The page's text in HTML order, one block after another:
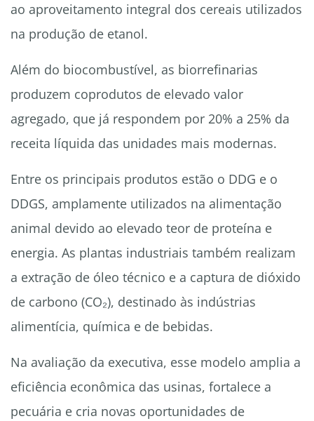
ao aproveitamento integral dos cereais utilizados
na produção de etanol.
Além do biocombustível, as biorrefinarias
produzem coprodutos de elevado valor
agregado, que já respondem por 20% a 25% da
receita líquida das unidades mais modernas.
Entre os principais produtos estão o DDG e o
DDGS, amplamente utilizados na alimentação
animal devido ao elevado teor de proteína e
energia. As plantas industriais também realizam
a extração de óleo técnico e a captura de dióxido
de carbono (CO₂), destinado às indústrias
alimentícia, química e de bebidas.
Na avaliação da executiva, esse modelo amplia a
eficiência econômica das usinas, fortalece a
pecuária e cria novas oportunidades de